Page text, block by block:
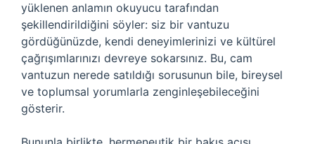
yüklenen anlamın okuyucu tarafından
şekillendirildiğini söyler: siz bir vantuzu
gördüğünüzde, kendi deneyimlerinizi ve kültürel
çağrışımlarınızı devreye sokarsınız. Bu, cam
vantuzun nerede satıldığı sorusunun bile, bireysel
ve toplumsal yorumlarla zenginleşebileceğini
gösterir.